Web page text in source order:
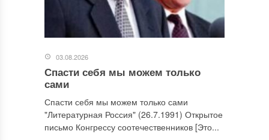
03.08.2026
Спасти себя мы можем только
сами
Спасти себя мы можем только сами
"Литературная Россия" (26.7.1991) Открытое
письмо Конгрессу соотечественников [Это...